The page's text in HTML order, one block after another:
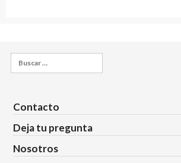
Buscar:
Contacto
Deja tu pregunta
Nosotros